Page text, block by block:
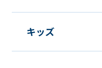
キッズ